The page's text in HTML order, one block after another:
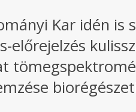
Kar idén is
előrejelzés